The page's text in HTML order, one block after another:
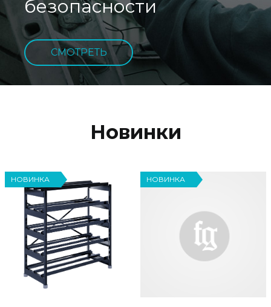
безопасности
СМОТРЕТЬ
Новинки
НОВИНКА НОВИНКА